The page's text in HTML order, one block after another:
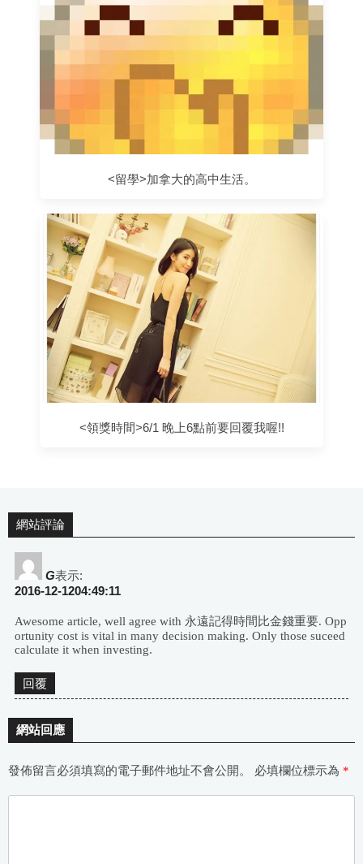
<留學>加拿大的高中生活。
<領獎時間>6/1 晚上6點前要回覆我喔!!
網站評論
G表示:
2016-12-1204:49:11
Awesome article, well agree with 永遠記得時間比金錢重要. Opp
ortunity cost is vital in many decision making. Only those suceed
calculate it when investing.
回覆
網站回應
發佈留言必須填寫的電子郵件地址不會公開。 必填欄位標示為 *